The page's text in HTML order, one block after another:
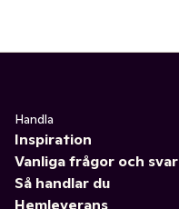
Handla
Inspiration
Vanliga frågor och svar
Så handlar du
Hemleverans